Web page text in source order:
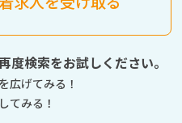
度検索をお試しください。
広げてみる！
てみる！